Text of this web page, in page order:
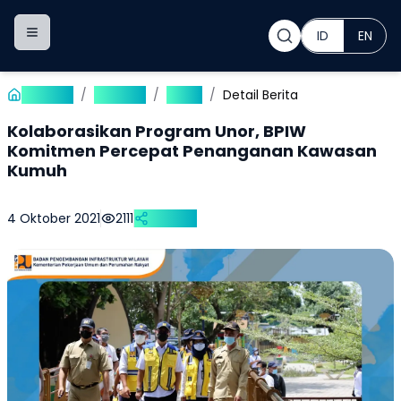
Toggle navigation menu ID EN
/ / / Detail Berita
Kolaborasikan Program Unor, BPIW
Komitmen Percepat Penanganan Kawasan
Kumuh
4 Oktober 2021 2111